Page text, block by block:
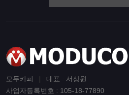
모두카피
대표 : 서상원
사업자등록번호 : 105-18-77890